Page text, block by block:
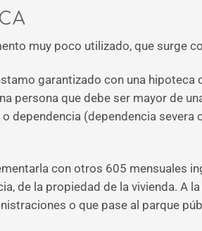
muy poco utilizado, que surge
garantizado con una hipoteca
persona que debe ser mayor de
(dependencia severa
con otros 605 mensuales
de la propiedad de la vivienda. A
o que pase al parque